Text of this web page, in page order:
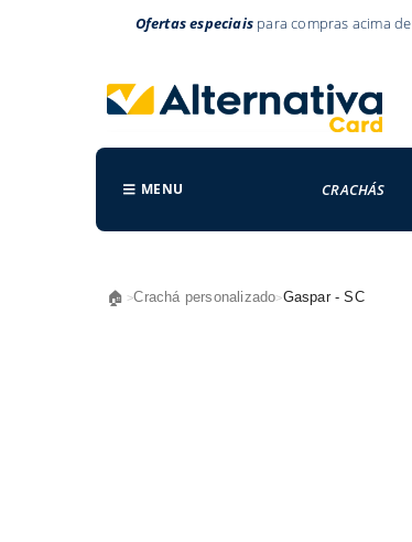
Ofertas especiaispara compras acima de
MENU CRACHÁS
🏠 >Crachá personalizado>Gaspar - SC